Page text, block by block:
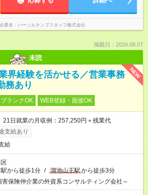
業名 パーソルテンプスタッフ株式会社
掲載日：2026.08.07
未読
NEW
界経験を活かせる／営業事務
務あり
ブランクOK WEB登録・面接OK
日就業の月収例：257,250円＋残業代
支給あり
給
から徒歩1分 / 溜池山王駅から徒歩3分
害保険仲介業の外資系コンサルティング会社～